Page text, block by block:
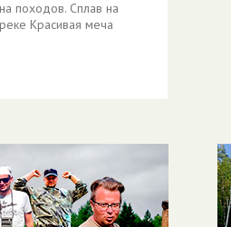
походов. Сплав на
Красивая меча